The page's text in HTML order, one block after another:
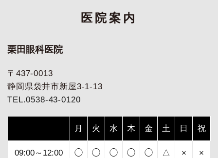
医院案内
栗田眼科医院
〒437-0013
静岡県袋井市新屋3-1-13
TEL.0538-43-0120
月 火 水 木 金 土 日 祝
09:00～12:00 ◯ ◯ ◯ ◯ ◯ △ × ×